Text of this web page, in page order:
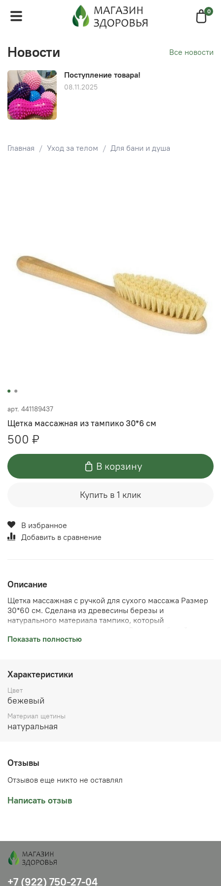
0
Главная Уход за телом Для бани и душа
арт. 441189437
Щетка массажная из тампико 30*6 см
500 ₽
В корзину
Купить в 1 клик
В избранное
Добавить в сравнение
Описание
Щетка массажная с ручкой для сухого массажа Размер
30*60 см. Сделана из древесины березы и
натурального материала тампико, который
13*6 см., длина щетинок 2 см. Не рекомендуется людям
улучшает качество и цвет кожи. Купить массажную
щетку можно в нашем магазине в Челябинске или
оформить доставку до вашего города. Отправка
возможна почтой по предоплате или ТК СДЭК с
Показать полностью
Характеристики
Цвет
бежевый
Материал щетины
натуральная
Отзывы
Отзывов еще никто не оставлял
Написать отзыв
Новости Все новости
Поступление товара!
08.11.2025
+7 (922) 750-27-04